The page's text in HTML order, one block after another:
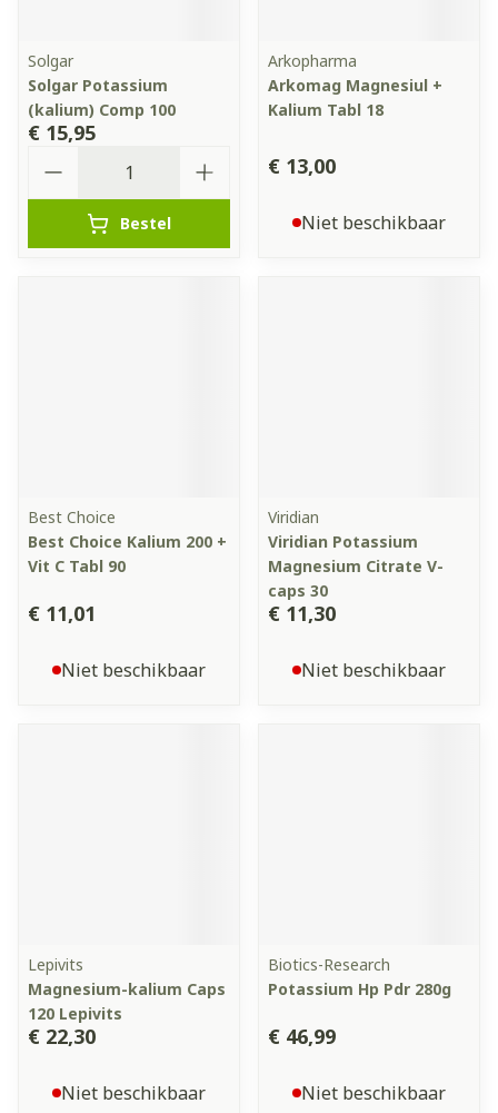
Solgar
Solgar Potassium
(kalium) Comp 100
€ 15,95
Bestel
Arkopharma
Arkomag Magnesiul +
Kalium Tabl 18
€ 13,00
Niet beschikbaar
Best Choice
Best Choice Kalium 200 +
Vit C Tabl 90
€ 11,01
Niet beschikbaar
Viridian
Viridian Potassium
Magnesium Citrate V-
caps 30
€ 11,30
Niet beschikbaar
Lepivits
Magnesium-kalium Caps
120 Lepivits
€ 22,30
Niet beschikbaar
Biotics-Research
Potassium Hp Pdr 280g
€ 46,99
Niet beschikbaar